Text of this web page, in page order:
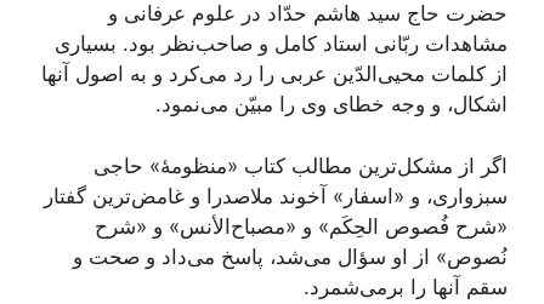
حضرت حاج سید هاشم حدّاد در علوم عرفانی و
مشاهدات ربّانی استاد کامل و صاحب‌نظر بود. بسیاری
از کلمات محیی‌الدّین عربی را رد می‌کرد و به اصول آنها
اشکال، و وجه خطای وی را مبیّن می‌نمود.
اگر از مشکل‌ترین مطالب کتاب «منظومۀ» حاجی
سبزواری، و «اسفار» آخوند ملاصدرا و غامض‌ترین گفتار
«شرح فُصوص الحِکَم» و «مصباح‌الأنس» و «شرح
نُصوص» از او سؤال می‌شد، پاسخ می‌داد و صحت و
سقم آنها را برمی‌شمرد.